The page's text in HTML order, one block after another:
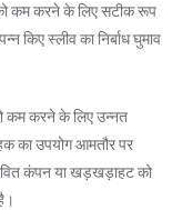
को कम करने के लिए सटीक रूप
किए स्लीव का निर्बाध घुमाव
कम करने के लिए उन्नत
का उपयोग आमतौर पर
कंपन या खड़खड़ाहट को